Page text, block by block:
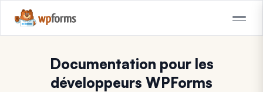
Documentation pour les
développeurs WPForms